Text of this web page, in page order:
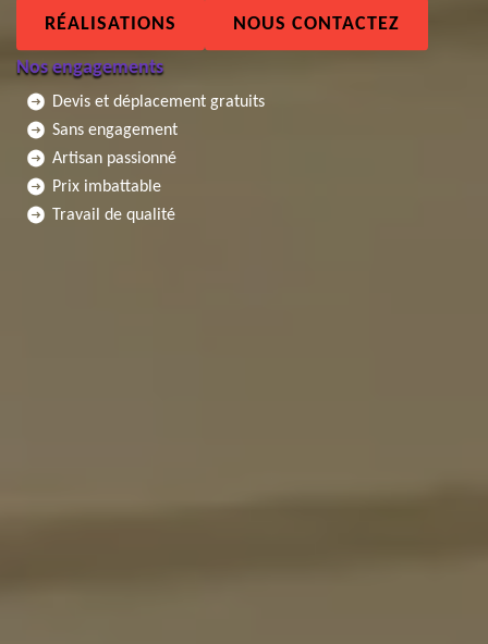
RÉALISATIONS NOUS CONTACTEZ
Nos engagements
Devis et déplacement gratuits
Sans engagement
Artisan passionné
Prix imbattable
Travail de qualité